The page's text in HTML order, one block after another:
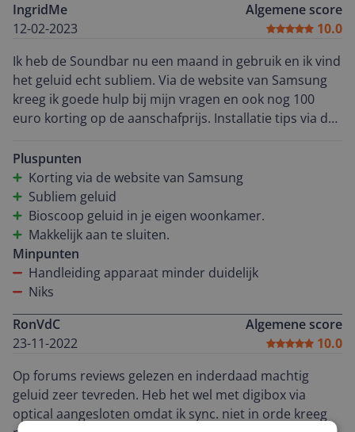
IngridMe
12-02-2023
Algemene score
10.0
Ik heb de Soundbar nu een maand in gebruik en ik vind
het geluid echt subliem. Via de website van Samsung
kreeg ik goede hulp bij mijn vragen en ook nog 100
euro korting op de aanschafprijs. Installatie tips via de
erbij zat kwam ik info tekort over aanpassing
geluidsvolume van de achter boxen. Nu de installatie
goed is uitgetest heb ik geweldig surround geluid. Het
is echt bioscoop kwaliteit. Geeft het kijken van films
een nieuwe ervaring.
Pluspunten
Korting via de website van Samsung
Subliem geluid
Bioscoop geluid in je eigen woonkamer.
Makkelijk aan te sluiten.
Minpunten
Handleiding apparaat minder duidelijk
Niks
RonVdC
23-11-2022
Algemene score
10.0
Op forums reviews gelezen en inderdaad machtig
geluid zeer tevreden. Heb het wel met digibox via
optical aangesloten omdat ik sync. niet in orde kreeg